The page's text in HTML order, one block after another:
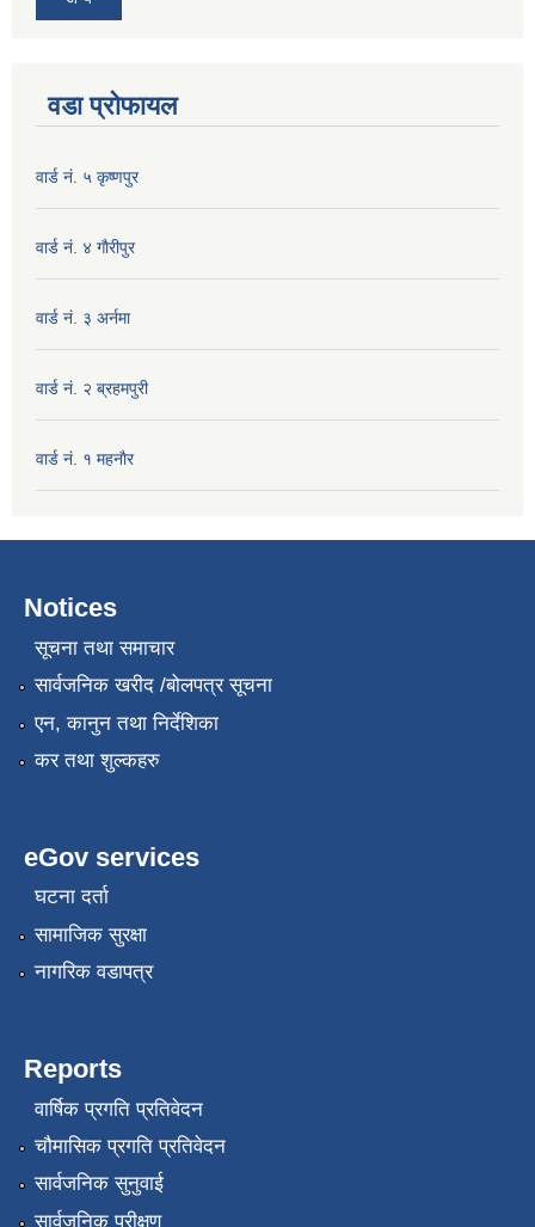
वडा प्रोफायल
वार्ड नं. ५ कृष्णपुर
वार्ड नं. ४ गाैरीपुर
वार्ड नं. ३ अर्नमा
वार्ड नं. २ ब्रहमपुरी
वार्ड नं. १ महनाैर
Notices
सूचना तथा समाचार
सार्वजनिक खरीद /बोलपत्र सूचना
एन, कानुन तथा निर्देशिका
कर तथा शुल्कहरु
eGov services
घटना दर्ता
सामाजिक सुरक्षा
नागरिक वडापत्र
Reports
वार्षिक प्रगति प्रतिवेदन
चौमासिक प्रगति प्रतिवेदन
सार्वजनिक सुनुवाई
सार्वजनिक परीक्षण